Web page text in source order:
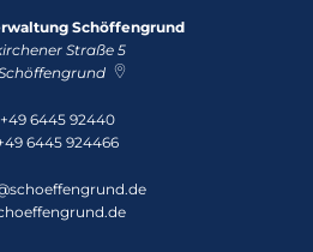
Schöffengrund
Straße 5
+49 6445 92440
6445 924466